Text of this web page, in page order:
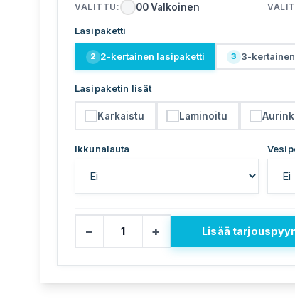
VALITTU : 00Valkoinen
Lasipaketti
2 2-kertainen lasipaketti 3 3-
Lasipaketin lisät
Karkaistu Laminoitu
Ikkunalauta
− + Lisää